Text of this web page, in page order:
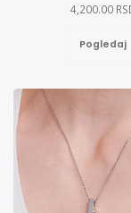
4,200.00
Pogledaj